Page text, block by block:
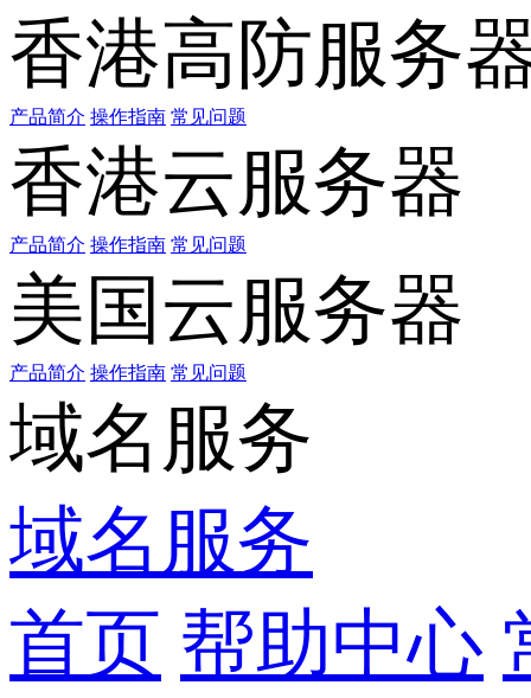
香港高防服务
产品简介 操作指南 常见问题
香港云服务器
产品简介 操作指南 常见问题
美国云服务器
产品简介 操作指南 常见问题
域名服务
域名服务
首页 帮助中心